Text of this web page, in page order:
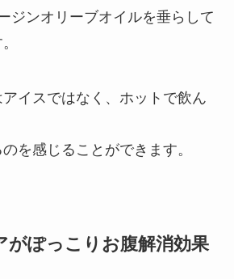
ジンオリーブオイルを垂らして
イスではなく、ホットで飲ん
を感じることができます。
がぽっこりお腹解消効果